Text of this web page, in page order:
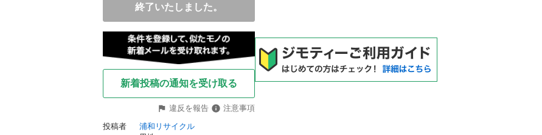
終了いたしました。
新着投稿の通知を受け取る
違反を報告
注意事項
投稿者
浦和リサイクル